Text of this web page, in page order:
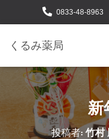
0833-48-8963
くるみ薬局
新
投稿者: 竹村